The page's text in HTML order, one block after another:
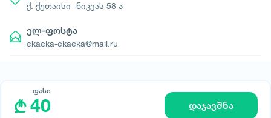
ფასი
40 დაჯავშნა
ქ. ქუთაისი -ნიკეას 58 ა
ელ-ფოსტა
ekaeka-ekaeka@mail.ru
© All rights reserved 2026 - დამზადებულია